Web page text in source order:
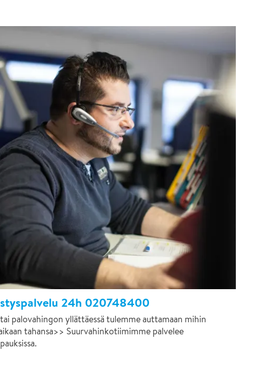
24h 020748400
palovahingon yllättäessä tulemme auttamaan mihin
tahansa>> Suurvahinkotiimimme palvelee